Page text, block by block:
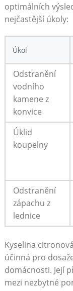
optimálních
⁢nejčastější úkoly:
Úkol
Odstranění⁢
vodního
⁣kamene z
konvice
Úklid
koupelny
Odstranění
zápachu​ z​
lednice
Kyselina
účinná pro
domácnosti. ⁣Její
mezi nezbytné